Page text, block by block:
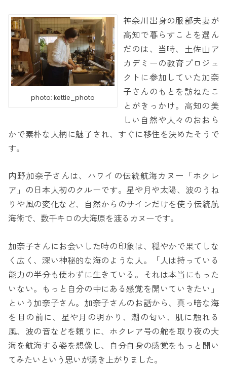
photo: kettle_photo
神奈川出身の服部夫妻が
高知で暮らすことを選ん
だのは、当時、土佐山ア
カデミーの教育プロジェ
クトに参加していた加奈
子さんのもとを訪ねたこ
とがきっかけ。高知の美
しい自然や人々のおおら
かで素朴な人柄に魅了され、すぐに移住を決めたそうで
す。
内野加奈子さんは、ハワイの伝統航海カヌー「ホクレ
ア」の日本人初のクルーです。星や月や太陽、波のうね
りや風の変化など、自然からのサインだけを使う伝統航
海術で、数千キロの大海原を渡るカヌーです。
加奈子さんにお会いした時の印象は、穏やかで果てしな
く広く、深い神秘的な海のような人。「人は持っている
能力の半分も使わずに生きている。それは本当にもった
いない。もっと自分の中にある感覚を開いていきたい」
という加奈子さん。加奈子さんのお話から、真っ暗な海
を目の前に、星や月の明かり、潮の匂い、肌に触れる
風、波の音などを頼りに、ホクレア号の舵を取り夜の大
海を航海する姿を想像し、自分自身の感覚をもっと開い
てみたいという思いが湧き上がりました。